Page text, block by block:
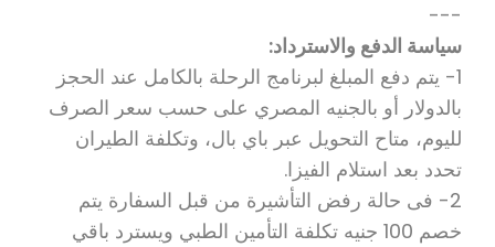
---
سياسة الدفع والاسترداد:
1- يتم دفع المبلغ لبرنامج الرحلة بالكامل عند الحجز
بالدولار أو بالجنيه المصري على حسب سعر الصرف
لليوم، متاح التحويل عبر باي بال، وتكلفة الطيران
تحدد بعد استلام الفيزا.
2- فى حالة رفض التأشيرة من قبل السفارة يتم
خصم 100 جنيه تكلفة التأمين الطبي ويسترد باقي